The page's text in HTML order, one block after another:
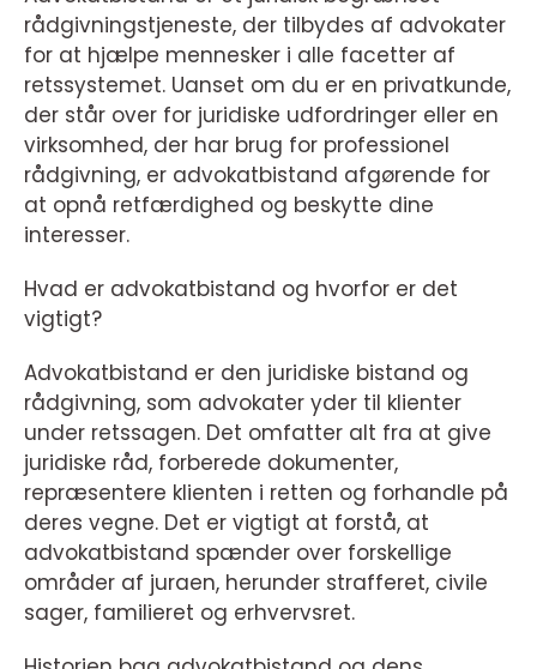
rådgivningstjeneste, der tilbydes af advokater
for at hjælpe mennesker i alle facetter af
retssystemet. Uanset om du er en privatkunde,
der står over for juridiske udfordringer eller en
virksomhed, der har brug for professionel
rådgivning, er advokatbistand afgørende for
at opnå retfærdighed og beskytte dine
interesser.
Hvad er advokatbistand og hvorfor er det
vigtigt?
Advokatbistand er den juridiske bistand og
rådgivning, som advokater yder til klienter
under retssagen. Det omfatter alt fra at give
juridiske råd, forberede dokumenter,
repræsentere klienten i retten og forhandle på
deres vegne. Det er vigtigt at forstå, at
advokatbistand spænder over forskellige
områder af juraen, herunder strafferet, civile
sager, familieret og erhvervsret.